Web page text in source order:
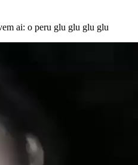
ai: o peru glu glu glu glu